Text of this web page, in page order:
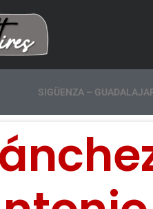
SIGÜENZA –